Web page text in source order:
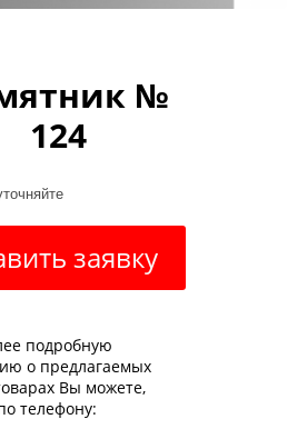
№
124
заявку
подробную
о предлагаемых
Вы можете,
телефону: